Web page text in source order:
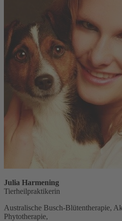
Julia Harmening
Tierheilpraktikerin
Australische Busch-Blütentherapie,
Phytotherapie,